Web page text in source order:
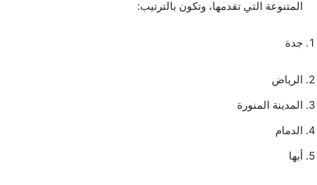
المتنوعة التي تقدمها، وتكون بالترتيب:
جدة
الرياض
المدينة المنورة
الدمام
أبها